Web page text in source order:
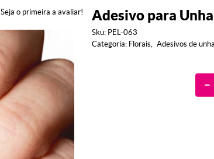
Seja o primeira a avaliar! Adesivo para
Sku: PEL-063
Categoria: Florais Adesivos de